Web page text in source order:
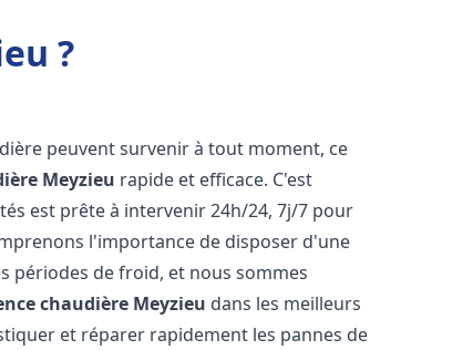
?
peuvent survenir à tout moment, ce
Meyzieu rapide et efficace. C'est
est prête à intervenir 24h/24, 7j/7 pour
l'importance de disposer d'une
périodes de froid, et nous sommes
chaudière Meyzieu dans les meilleurs
et réparer rapidement les pannes de